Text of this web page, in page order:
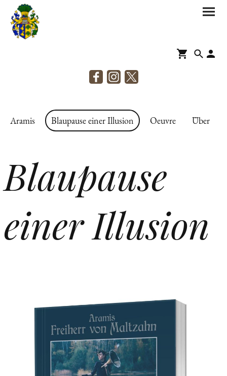
Aramis Blaupause einer Illusion Oeuvre Über
Blaupause
einer Illusion